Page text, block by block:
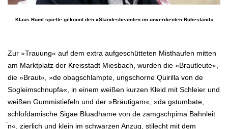
Klaus Ruml spielte gekonnt den »Standesbeamten im unverdienten Ruhestand«
Zur »Trauung« auf dem extra aufgeschütteten Misthaufen mitten
am Marktplatz der Kreisstadt Miesbach, wurden die »Brautleute«,
die »Braut«, »de obagschlampte, ungschorne Quirilla von de
Sogleimschnupfa«, in einem weißen kurzen Kleid mit Schleier und
weißen Gummistiefeln und der »Bräutigam«, »da gstumbate,
schlofdamische Sigae Bluadhame von de zamgschpima Bahnleit
́n«, zierlich und klein im schwarzen Anzug, stilecht mit dem